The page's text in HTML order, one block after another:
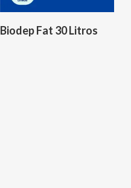
Leer Más
Biodep Fat 30 Litros